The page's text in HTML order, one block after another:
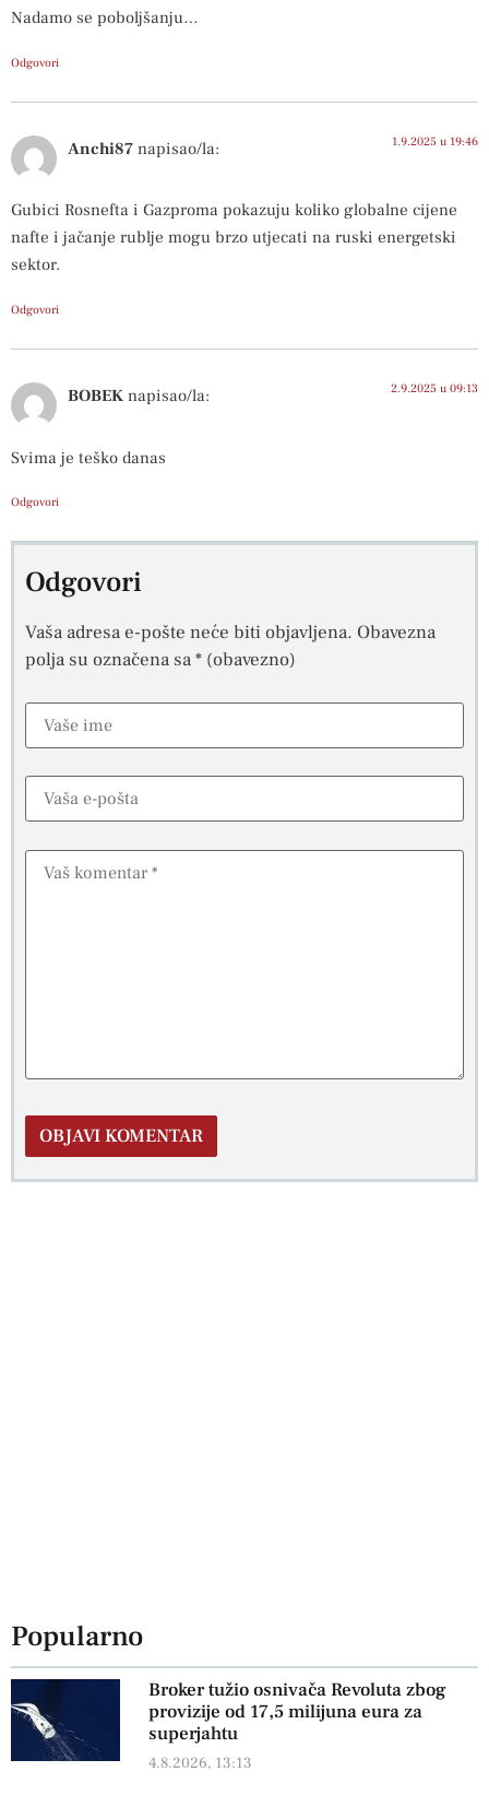
Nadamo se poboljšanju…
Odgovori
Anchi87 napisao/la: 1.9.2025 u 19:46
Gubici Rosnefta i Gazproma pokazuju koliko globalne cijene
nafte i jačanje rublje mogu brzo utjecati na ruski energetski
sektor.
Odgovori
BOBEK napisao/la: 2.9.2025 u 09:13
Svima je teško danas
Odgovori
Odgovori
Vaša adresa e-pošte neće biti objavljena. Obavezna
polja su označena sa* (obavezno)
Popularno
Broker tužio osnivača Revoluta zbog
provizije od 17,5 milijuna eura za
superjahtu
4.8.2026, 13:13